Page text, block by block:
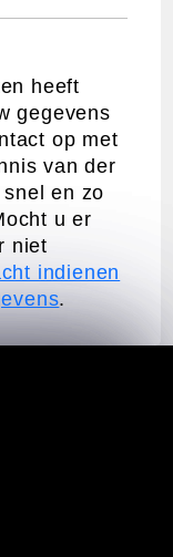
heeft
gegevens
op met
van der
en zo
u er
niet
indienen
.